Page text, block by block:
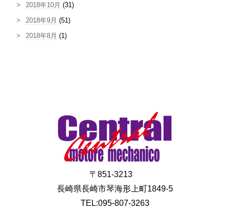
2018年10月 (31)
2018年9月 (51)
2018年8月 (1)
〒851-3213
長崎県長崎市琴海形上町1849-5
TEL:095-807-3263